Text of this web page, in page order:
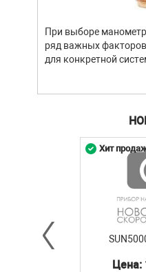
При выборе
ряд важных
для конкретной
Цена:
Хит